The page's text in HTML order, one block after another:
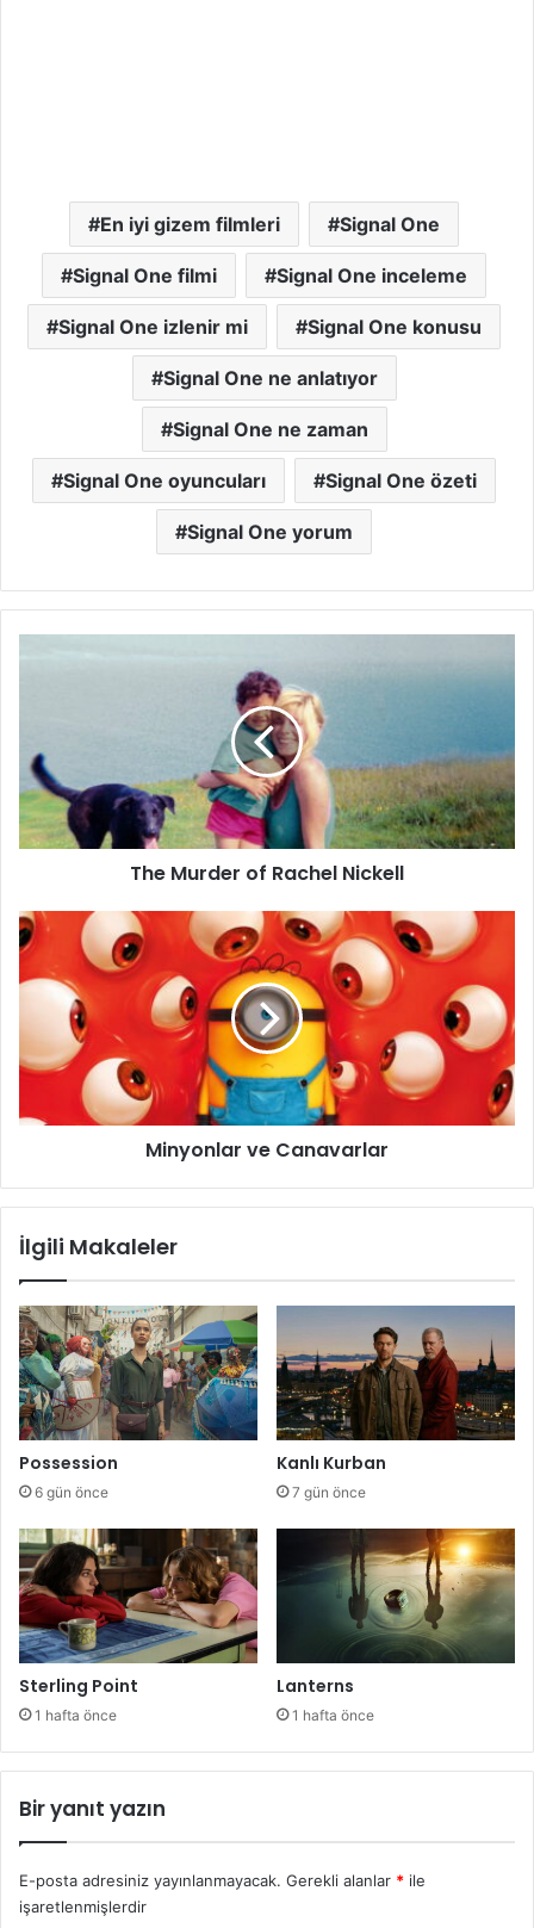
En iyi gizem filmleri Signal One
Signal One filmi Signal One inceleme
Signal One izlenir mi Signal One konusu
Signal One ne anlatıyor
Signal One ne zaman
Signal One oyuncuları Signal One özeti
Signal One yorum
The Murder of Rachel Nickell
Minyonlar
ve
Canavarlar
Minyonlar ve Canavarlar
İlgili Makaleler
Possession
6 gün önce
Kanlı Kurban
7 gün önce
Sterling Point
1 hafta önce
Lanterns
1 hafta önce
Bir yanıt yazın
E-posta adresiniz yayınlanmayacak. Gerekli alanlar * ile
işaretlenmişlerdir